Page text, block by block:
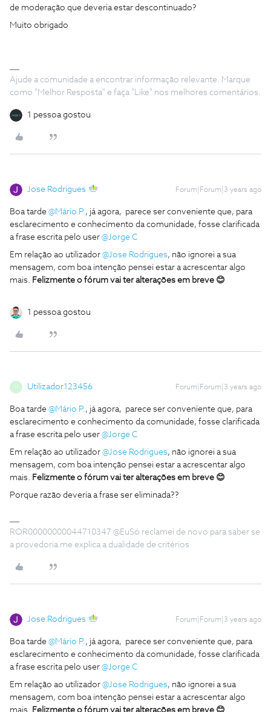
de moderação que deveria estar descontinuado?
Muito obrigado
Ajude a comunidade a encontrar informação relevante. Marque
como "Melhor Resposta" e faça "Like" nos melhores comentários.
1 pessoa gostou
Jose Rodrigues Forum|Forum|3 years ago
Boa tarde @Mário P., já agora, parece ser conveniente que, para
esclarecimento e conhecimento da comunidade, fosse clarificada
a frase escrita pelo user @Jorge C
Em relação ao utilizador @Jose Rodrigues, não ignorei a sua
mensagem, com boa intenção pensei estar a acrescentar algo
mais. Felizmente o fórum vai ter alterações em breve 😊
1 pessoa gostou
Utilizador123456 Forum|Forum|3 years ago
Boa tarde @Mário P., já agora, parece ser conveniente que, para
esclarecimento e conhecimento da comunidade, fosse clarificada
a frase escrita pelo user @Jorge C
Em relação ao utilizador @Jose Rodrigues, não ignorei a sua
mensagem, com boa intenção pensei estar a acrescentar algo
mais. Felizmente o fórum vai ter alterações em breve 😊
Porque razão deveria a frase ser eliminada??
ROR00000000044710347 @EuSó reclamei de novo para saber se
a provedoria me explica a dualidade de critérios.
Jose Rodrigues Forum|Forum|3 years ago
Boa tarde @Mário P., já agora, parece ser conveniente que, para
esclarecimento e conhecimento da comunidade, fosse clarificada
a frase escrita pelo user @Jorge C
Em relação ao utilizador @Jose Rodrigues, não ignorei a sua
mensagem, com boa intenção pensei estar a acrescentar algo
mais.
Felizmente o fórum vai ter alterações em breve 😊